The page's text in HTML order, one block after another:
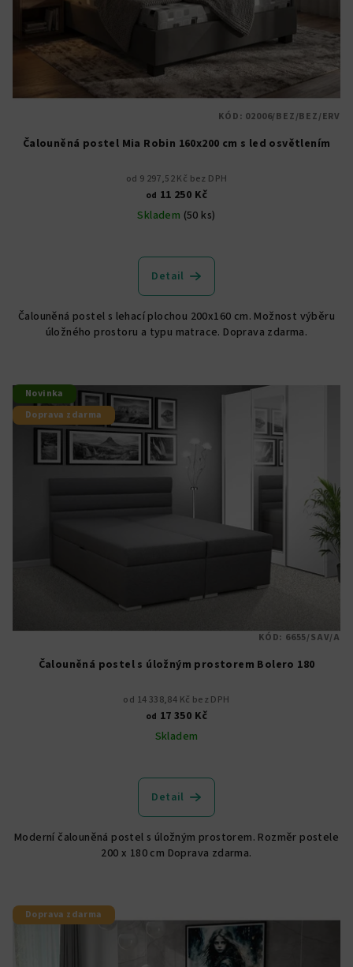
Čalouněná postel Mia Robin 160x200 cm s led osvětlením
od 9 297,52 Kč bez DPH
od 11 250 Kč
Skladem (50 ks)
hodnocení
produktu
z
5
Detail
Čalouněná postel s lehací plochou 200x160 cm. Možnost výběru
úložného prostoru a typu matrace. Doprava zdarma.
KÓD: 02006/BEZ/BEZ/ERV
Novinka
Doprava zdarma
Čalouněná postel s úložným prostorem Bolero 180
od 14 338,84 Kč bez DPH
od 17 350 Kč
Skladem
hodnocení
produktu
z
5
Detail
Moderní čalouněná postel s úložným prostorem. Rozměr postele
200 x 180 cm Doprava zdarma.
KÓD: 6655/SAV/A
Doprava zdarma